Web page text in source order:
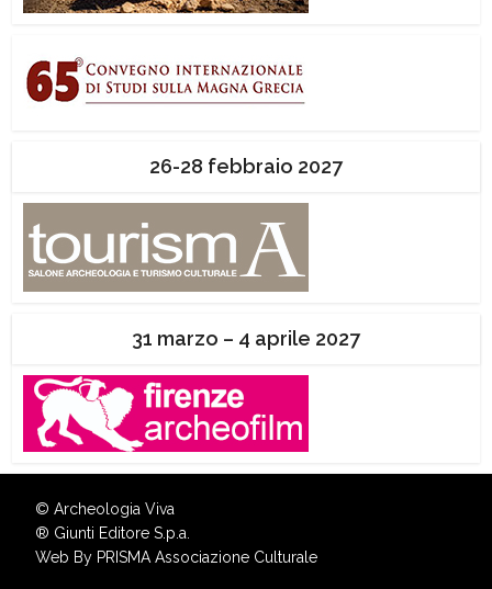
26-28 febbraio 2027
31 marzo – 4 aprile 2027
© Archeologia Viva
® Giunti Editore S.p.a.
Web By PRISMA Associazione Culturale